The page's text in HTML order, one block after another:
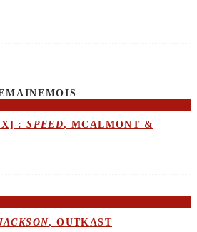
MOIS
:SPEED, MCALMONT &
, OUTKAST